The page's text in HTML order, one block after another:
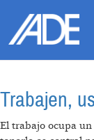
Trabajen,
El trabajo ocupa